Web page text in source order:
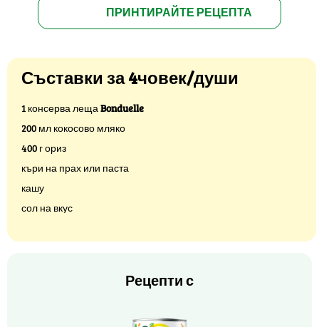
ПРИНТИРАЙТЕ РЕЦЕПТА
Съставки за 4човек/души
1 консерва лещаBonduelle
200 мл кокосово мляко
400 г ориз
къри на прах или паста
кашу
сол на вкус
Рецепти с